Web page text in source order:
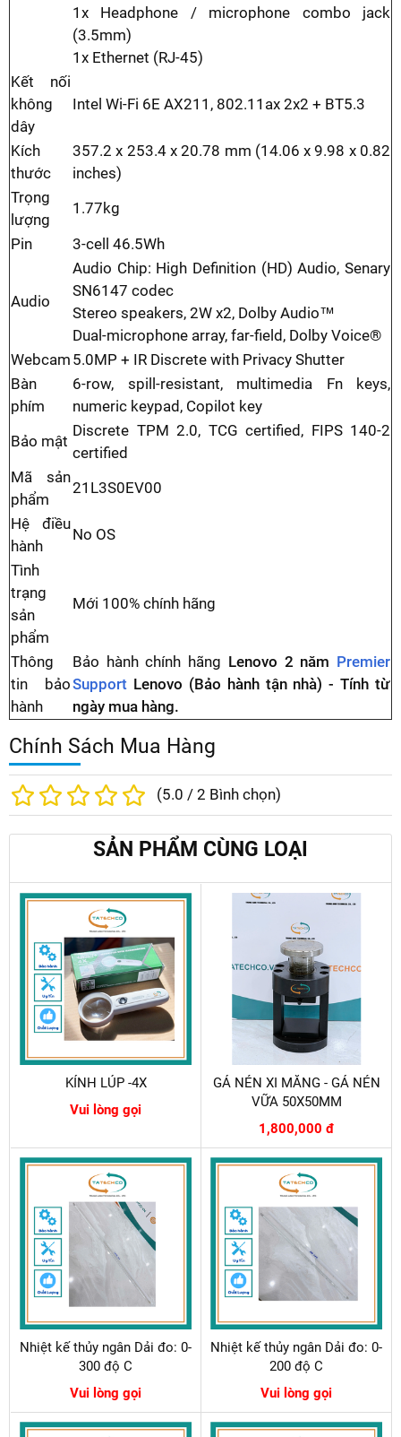
1x Headphone / microphone combo jack
(3.5mm)
1x Ethernet (RJ-45)
Kết nối
không
dây
Intel Wi-Fi 6E AX211, 802.11ax 2x2 + BT5.3
Kích
thước
357.2 x 253.4 x 20.78 mm (14.06 x 9.98 x 0.82
inches)
Trọng
lượng
1.77kg
Pin
3-cell 46.5Wh
Audio
Audio Chip: High Definition (HD) Audio, Senary
SN6147 codec
Stereo speakers, 2W x2, Dolby Audio™
Dual-microphone array, far-field, Dolby Voice®
Webcam 5.0MP + IR Discrete with Privacy Shutter
Bàn
phím
6-row, spill-resistant, multimedia Fn keys,
numeric keypad, Copilot key
Bảo mật
Discrete TPM 2.0, TCG certified, FIPS 140-2
certified
Mã sản
phẩm
21L3S0EV00
Hệ điều
hành
No OS
Tình
trạng
sản
phẩm
Mới 100% chính hãng
Thông
tin bảo
hành
Bảo hành chính hãng Lenovo 2 năm Premier
Support Lenovo (Bảo hành tận nhà) - Tính từ
ngày mua hàng.
Chính Sách Mua Hàng
(5.0 / 2 Bình chọn)
SẢN PHẨM CÙNG LOẠI
KÍNH LÚP -4X
Vui lòng gọi
GÁ NÉN XI MĂNG - GÁ NÉN
VỮA 50X50MM
1,800,000 đ
Nhiệt kế thủy ngân Dải đo: 0-
300 độ C
Vui lòng gọi
Nhiệt kế thủy ngân Dải đo: 0-
200 độ C
Vui lòng gọi